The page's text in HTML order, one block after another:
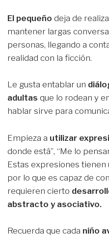
El pequeño deja de
mantener largas
personas, llegando a
realidad con la ficción.
Le gusta entablar un
adultas que lo rodean y
hablar sirve para
Empieza a utilizar
donde está”, “Me lo
Estas expresiones tienen
por lo que es capaz de
requieren cierto
abstracto y asociativo.
Recuerda que cada niño